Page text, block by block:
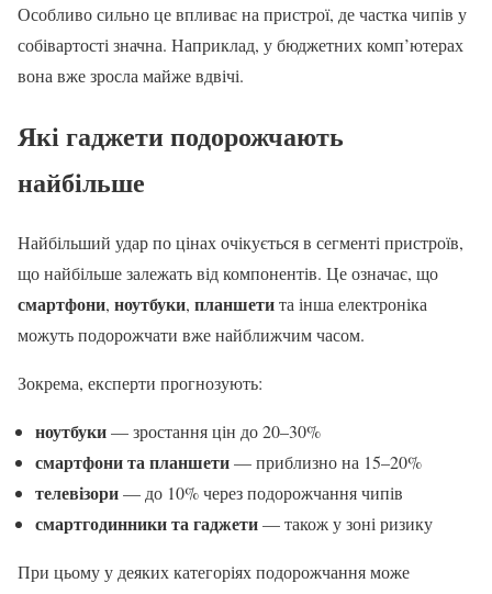
Особливо сильно це впливає на пристрої, де частка чипів у
собівартості значна. Наприклад, у бюджетних комп’ютерах
вона вже зросла майже вдвічі.
Які гаджети подорожчають
найбільше
Найбільший удар по цінах очікується в сегменті пристроїв,
що найбільше залежать від компонентів. Це означає, що
смартфони, ноутбуки, планшетита інша електроніка
можуть подорожчати вже найближчим часом.
Зокрема, експерти прогнозують:
ноутбуки— зростання цін до 20–30%
смартфони та планшети— приблизно на 15–20%
телевізори— до 10% через подорожчання чипів
смартгодинники та гаджети— також у зоні ризику
При цьому у деяких категоріях подорожчання може